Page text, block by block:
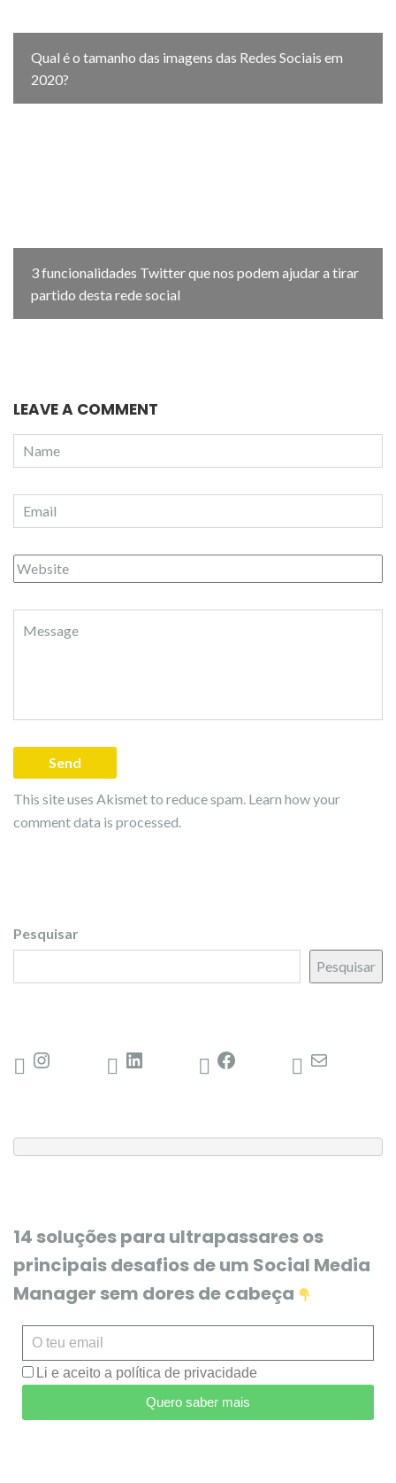
Qual é o tamanho das imagens das Redes Sociais em
2020?
3 funcionalidades Twitter que nos podem ajudar a tirar
partido desta rede social
LEAVE A COMMENT
This site uses Akismet to reduce spam. Learn how your
comment data is processed.
Pesquisar
Pesquisar
14 soluções para ultrapassares os
principais desafios de um Social Media
Manager sem dores de cabeça
Li e aceito a política de privacidade
Quero saber mais